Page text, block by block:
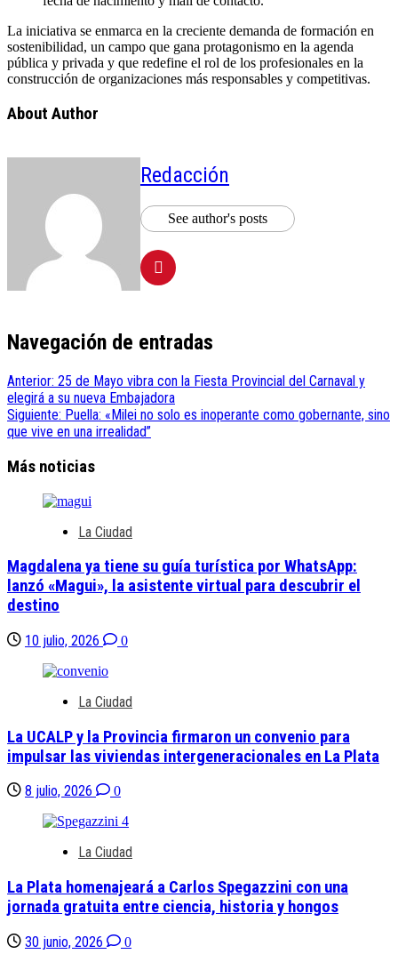
La iniciativa se enmarca en la creciente demanda de formación en
sostenibilidad, un campo que gana protagonismo en la agenda
pública y privada y que redefine el rol de los profesionales en la
construcción de organizaciones más responsables y competitivas.
About Author
Redacción
See author's posts
Navegación de entradas
Anterior: 25 de Mayo vibra con la Fiesta Provincial del Carnaval y
elegirá a su nueva Embajadora
Siguiente: Puella: «Milei no solo es inoperante como gobernante, sino
que vive en una irrealidad”
Más noticias
La Ciudad
Magdalena ya tiene su guía turística por WhatsApp:
lanzó «Magui», la asistente virtual para descubrir el
destino
10 julio, 2026 0
La Ciudad
La UCALP y la Provincia firmaron un convenio para
impulsar las viviendas intergeneracionales en La Plata
8 julio, 2026 0
La Ciudad
La Plata homenajeará a Carlos Spegazzini con una
jornada gratuita entre ciencia, historia y hongos
30 junio, 2026 0